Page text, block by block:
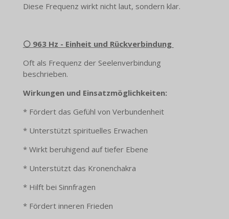
Diese Frequenz wirkt nicht laut, sondern klar.
⚪ 963 Hz - Einheit und Rückverbindung
Oft als Frequenz der Seelenverbindung
beschrieben.
Wirkungen und Einsatzmöglichkeiten:
* Fördert das Gefühl von Verbundenheit
* Unterstützt spirituelles Erwachen
* Wirkt beruhigend auf tiefer Ebene
* Unterstützt das Kronenchakra
* Hilft bei Sinnfragen
* Fördert inneren Frieden